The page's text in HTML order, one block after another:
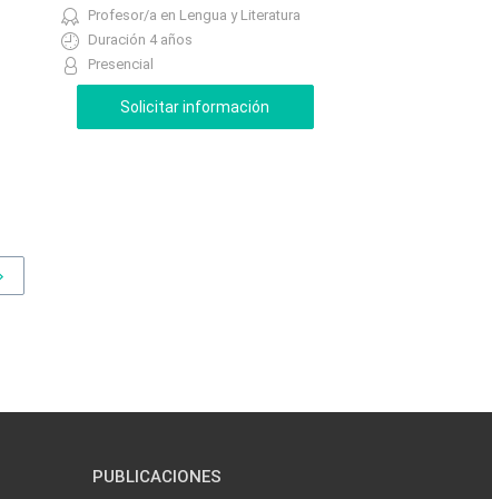
Profesor/a en Lengua y Literatura
Duración 4 años
Presencial
PUBLICACIONES